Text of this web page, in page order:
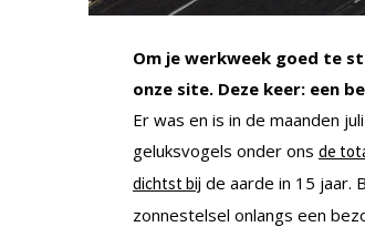
Om je werkweek goed te
onze site. Deze keer: een
Er was en is in de maanden
geluksvogels onder ons de
dichtst bij de aarde in 15 jaar.
zonnestelsel onlangs een